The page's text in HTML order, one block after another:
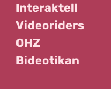
Interaktell
Videoriders
OHZ
Bideotikan